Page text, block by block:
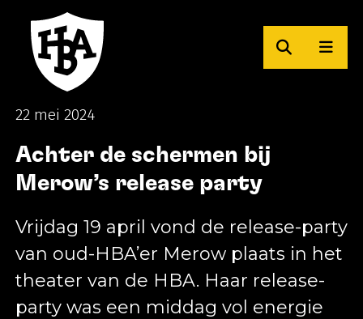
Zoeken
22 mei 2024
Achter de schermen bij
Merow’s release party
Vrijdag 19 april vond de release-party
van oud-HBA’er Merow plaats in het
theater van de HBA. Haar release-
party was een middag vol energie